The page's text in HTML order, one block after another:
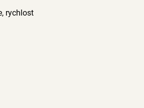
rychlost